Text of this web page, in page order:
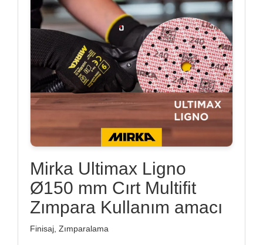
Mirka Ultimax Ligno
Ø150 mm Cırt Multifit
Zımpara Kullanım amacı
Finisaj, Zımparalama